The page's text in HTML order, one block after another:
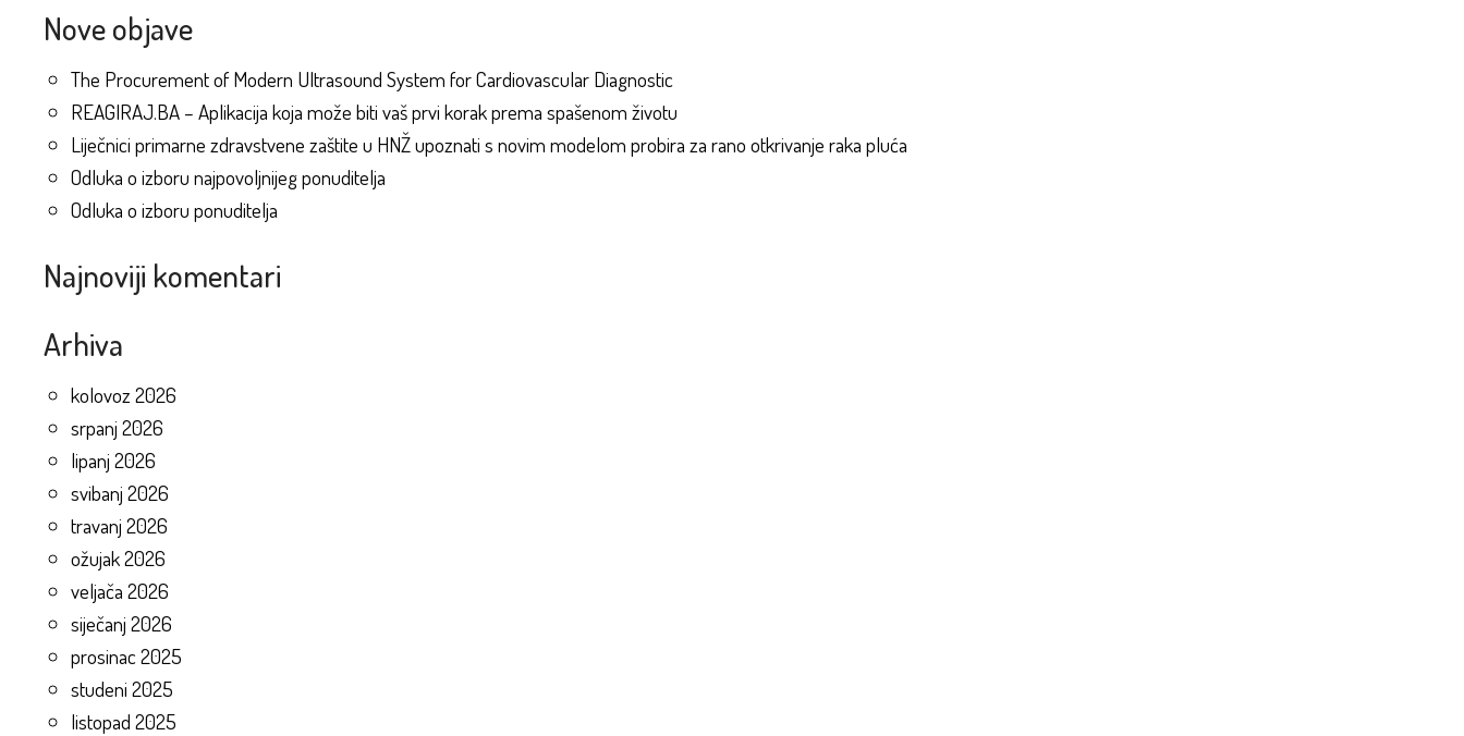
Nove objave
The Procurement of Modern Ultrasound System for Cardiovascular Diagnostic
REAGIRAJ.BA – Aplikacija koja može biti vaš prvi korak prema spašenom životu
Liječnici primarne zdravstvene zaštite u HNŽ upoznati s novim modelom probira za rano otkrivanje raka pluća
Odluka o izboru najpovoljnijeg ponuditelja
Odluka o izboru ponuditelja
Najnoviji komentari
Arhiva
kolovoz 2026
srpanj 2026
lipanj 2026
svibanj 2026
travanj 2026
ožujak 2026
veljača 2026
siječanj 2026
prosinac 2025
studeni 2025
listopad 2025